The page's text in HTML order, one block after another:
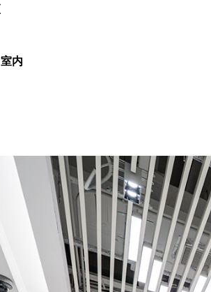
内